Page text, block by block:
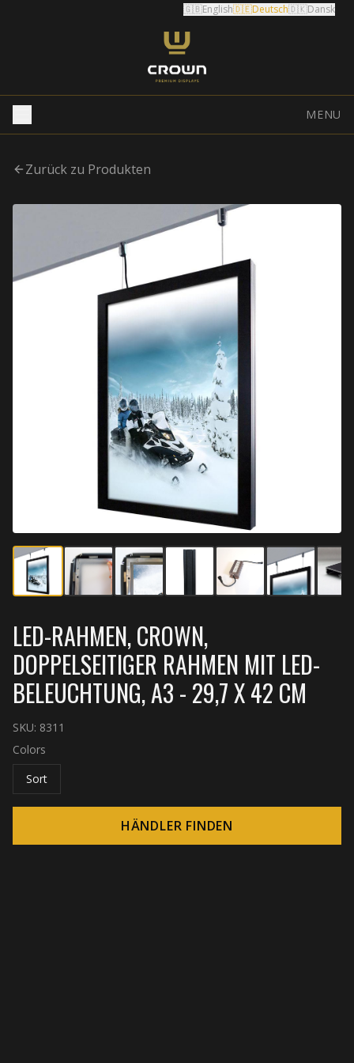
🇬🇧English🇩🇪Deutsch🇩🇰Dansk
MENU
Zurück zu Produkten
LED-RAHMEN, CROWN,
DOPPELSEITIGER RAHMEN MIT LED-
BELEUCHTUNG, A3 - 29,7 X 42 CM
SKU: 8311
Colors
Sort
HÄNDLER FINDEN